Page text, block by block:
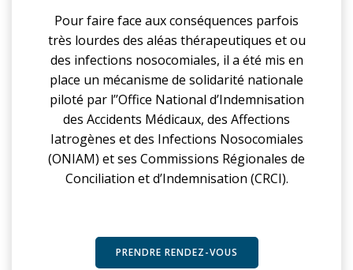
Pour faire face aux conséquences parfois
très lourdes des aléas thérapeutiques et ou
des infections nosocomiales, il a été mis en
place un mécanisme de solidarité nationale
piloté par l’’Office National d’Indemnisation
des Accidents Médicaux, des Affections
Iatrogènes et des Infections Nosocomiales
(ONIAM) et ses Commissions Régionales de
Conciliation et d’Indemnisation (CRCI).
PRENDRE RENDEZ-VOUS